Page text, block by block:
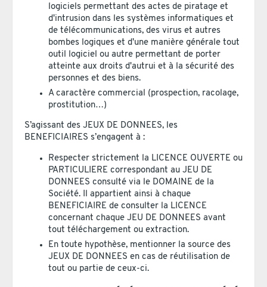
logiciels permettant des actes de piratage et
d'intrusion dans les systèmes informatiques et
de télécommunications, des virus et autres
bombes logiques et d'une manière générale tout
outil logiciel ou autre permettant de porter
atteinte aux droits d'autrui et à la sécurité des
personnes et des biens.
A caractère commercial (prospection, racolage,
prostitution…)
S’agissant des JEUX DE DONNEES, les
BENEFICIAIRES s’engagent à :
Respecter strictement la LICENCE OUVERTE ou
PARTICULIERE correspondant au JEU DE
DONNEES consulté via le DOMAINE de la
Société. Il appartient ainsi à chaque
BENEFICIAIRE de consulter la LICENCE
concernant chaque JEU DE DONNEES avant
tout téléchargement ou extraction.
En toute hypothèse, mentionner la source des
JEUX DE DONNEES en cas de réutilisation de
tout ou partie de ceux-ci.